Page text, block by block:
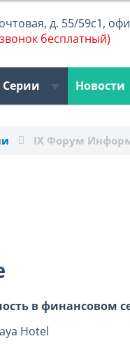
д. 55/59с1,
бесплатный)
Серии Новости
IX Форум
в финансовом
Hotel